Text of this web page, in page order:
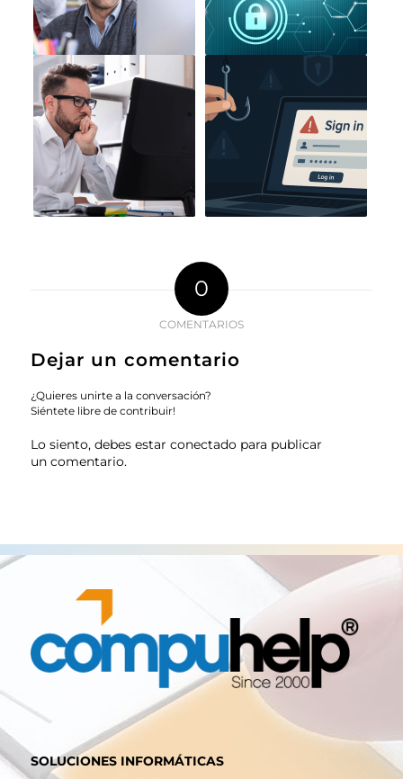
0
COMENTARIOS
Dejar un comentario
¿Quieres unirte a la conversación?
Siéntete libre de contribuir!
Lo siento, debes estar conectadopara publicar
un comentario.
SOLUCIONES INFORMÁTICAS